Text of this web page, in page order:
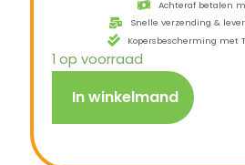
Achteraf betalen
Snelle verzending &
Kopersbescherming met
1 op voorraad
In winkelmand